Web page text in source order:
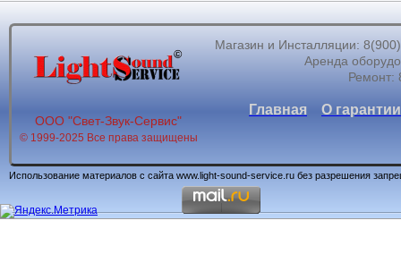
Магазин и Инсталляции:
Аренда
Ремонт:
ООО "Свет-Звук-Сервис"
© 1999-2025 Все права защищены
Главная О гарантии
Использование материалов с сайта www.light-sound-service.ru без разрешения